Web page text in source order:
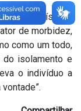
físicos,
de morbidez,
como um todo,
isolamento e
o indivíduo a